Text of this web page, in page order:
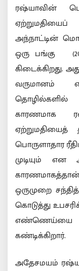
ரஷ்யாவின்
ஏற்றுமதியைப்
அந்நாட்டின்
ஒரு பங்கு
கிடைக்கிறது.
வருமானம்
தொழில்களில்
காரணமாக
ஏற்றுமதியைத்
பொருளாதார
முடியும் என
ஒருமுறை
கொடுத்து
எண்ணெய்யை
கண்டிக்கிறார்.
அதேசமயம்